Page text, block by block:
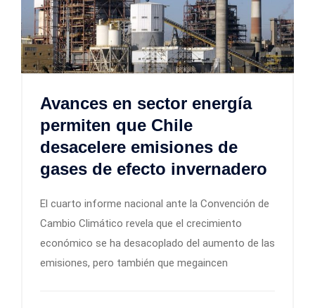
Avances en sector energía
permiten que Chile
desacelere emisiones de
gases de efecto invernadero
El cuarto informe nacional ante la Convención de
Cambio Climático revela que el crecimiento
económico se ha desacoplado del aumento de las
emisiones, pero también que megaincen